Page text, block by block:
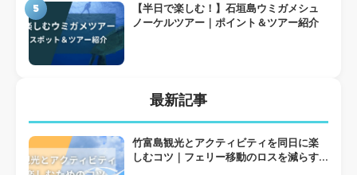
5
【半日で楽しむ！】石垣島ウミガメシュ
ノーケルツアー｜ポイント＆ツアー紹介
最新記事
竹富島観光とアクティビティを同日に楽
しむコツ｜フェリー移動のロスを減らす